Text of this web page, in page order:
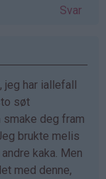
Svar
jeg har iallefall
søt
smake deg fram
brukte melis
kaka. Men
med denne,